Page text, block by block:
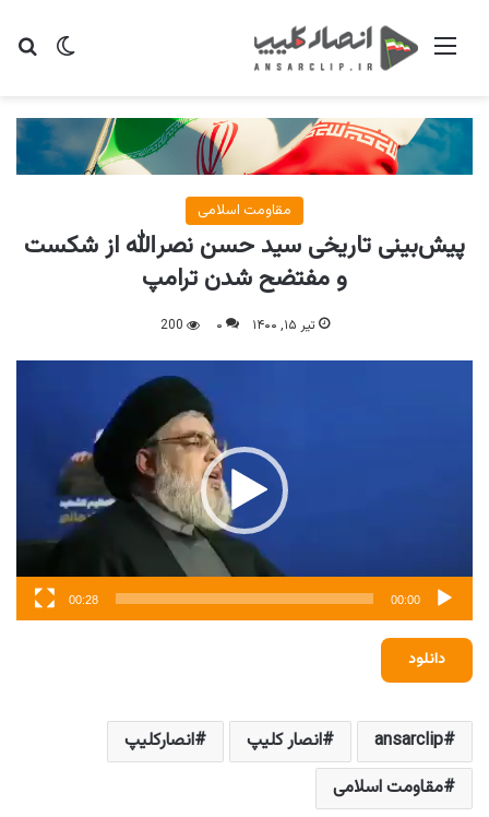
تغییر منو
مقاومت اسلامی
پیش‌بینی تاریخی سید حسن نصرالله از شکست
و مفتضح شدن ترامپ
تیر ۱۵, ۱۴۰۰ ۰ 200
نمایشگر
00:00
00:28
دانلود
ansarclip انصار کلیپ
انصارکلیپ
مقاومت اسلامی